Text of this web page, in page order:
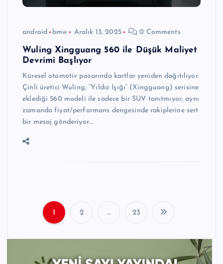
android bmw Aralık 13, 2025 0 Comments
Wuling Xingguang 560 ile Düşük Maliyet
Devrimi Başlıyor
Küresel otomotiv pazarında kartlar yeniden dağıtılıyor.
Çinli üretici Wuling, “Yıldız Işığı” (Xingguang) serisine
eklediği 560 modeli ile sadece bir SUV tanıtmıyor; aynı
zamanda fiyat/performans dengesinde rakiplerine sert
bir mesaj gönderiyor.…
1 2 … 23